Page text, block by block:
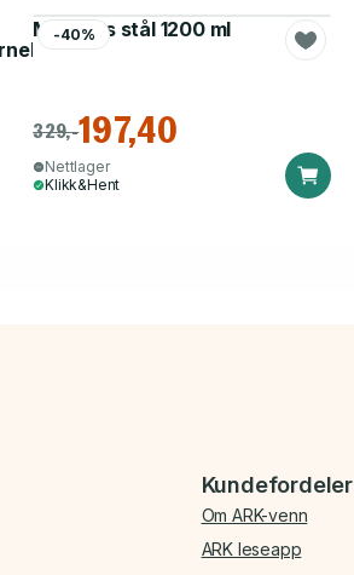
-40%
Matboks stål 1200 ml
329,-197,40
Nettlager
Klikk&Hent
Kundefordeler
Om ARK-venn
ARK leseapp